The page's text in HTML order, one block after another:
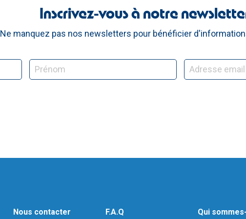
Inscrivez-vous à notre
Ne manquez pas nos newsletters pour bénéficier
Nous contacter F.A.Q Qui